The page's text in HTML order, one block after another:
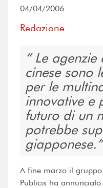
04/04/2006
Redazione
Le agenzie
cinese sono
per le
innovative e
futuro di un
potrebbe
giapponese.
A fine marzo il
Publicis ha